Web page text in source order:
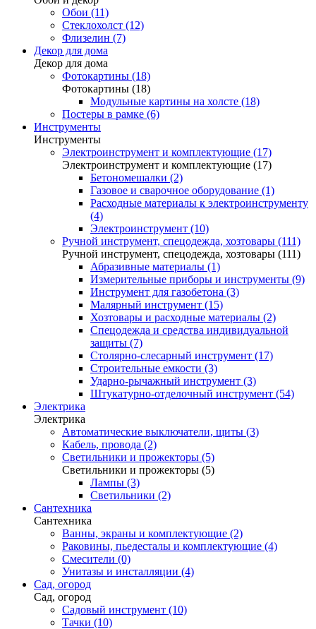
Обои (11)
Стеклохолст (12)
Флизелин (7)
Декор для дома
Декор для дома
Фотокартины (18)
Фотокартины (18)
Модульные картины на холсте (18)
Постеры в рамке (6)
Инструменты
Инструменты
Электроинструмент и комплектующие (17)
Электроинструмент и комплектующие (17)
Бетономешалки (2)
Газовое и сварочное оборудование (1)
Расходные материалы к электроинструменту
(4)
Электроинструмент (10)
Ручной инструмент, спецодежда, хозтовары (111)
Ручной инструмент, спецодежда, хозтовары (111)
Абразивные материалы (1)
Измерительные приборы и инструменты (9)
Инструмент для газобетона (3)
Малярный инструмент (15)
Хозтовары и расходные материалы (2)
Спецодежда и средства индивидуальной
защиты (7)
Столярно-слесарный инструмент (17)
Строительные емкости (3)
Ударно-рычажный инструмент (3)
Штукатурно-отделочный инструмент (54)
Электрика
Электрика
Автоматические выключатели, щиты (3)
Кабель, провода (2)
Светильники и прожекторы (5)
Светильники и прожекторы (5)
Лампы (3)
Светильники (2)
Сантехника
Сантехника
Ванны, экраны и комплектующие (2)
Раковины, пьедесталы и комплектующие (4)
Смесители (0)
Унитазы и инсталляции (4)
Сад, огород
Сад, огород
Садовый инструмент (10)
Тачки (10)